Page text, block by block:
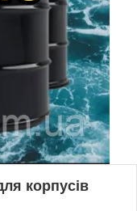
корпусів